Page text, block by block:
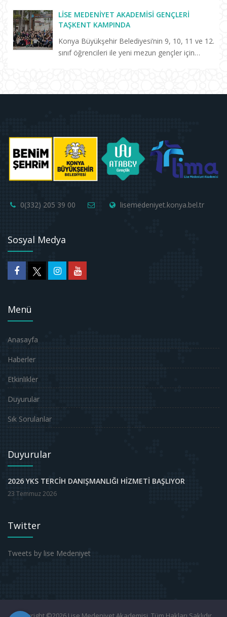
tarafından düzenlenen konferansa katılan Prof.
Dr. Erdal Hamarta, a...
LISE MEDENIYET AKADEMISI GENÇLERI
TAŞKENT KAMPINDA
Konya Büyükşehir Belediyesi’nin 9, 10, 11 ve 12.
sınıf öğrencileri ile yeni mezun gençler için
0(332) 205 39 00 lisemedeniyet.konya.bel.tr
Sosyal Medya
Menü
Anasayfa
Haberler
Etkinlikler
Duyurular
Sık Sorulanlar
Duyurular
2026 YKS TERCİH DANIŞMANLIĞI HİZMETİ BAŞLIYOR
23 Temmuz 2026
Twitter
Tweets by lise Medeniyet